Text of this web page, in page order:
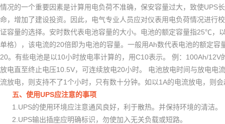
情况的一个重要因素是计算用电负荷不准确，保安容量过大，致使UPS
命，增加了建设投资。因此，电气专业人员应对仪表用电负荷情况进行
证容量的选择。安时数代表电池容量的大小。电池的额定容量指25℃ ，
单格），该电流的20倍即为电池的容量。一般用Ah数代表电池的额定容
20。有些电池是以10小时放电率计算的，用C10表示。 例： 100Ah/12V
放电直至终止电压10.5V，可连续放电20小时。
电池放电时间与放电电
流放电，则支持不了 1 个小时，只有数十分钟。如以1A的电流放电，则会
五、使用UPS应注意的事项
1.UPS的使用环境应注意通风良好，利于散热。并保持环境的清洁。
2.UPS输出插座应明确标识，勿使加入无关负载或短路。